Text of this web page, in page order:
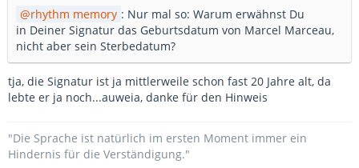
rhythm memory : Nur mal so: Warum erwähnst Du
in Deiner Signatur das Geburtsdatum von Marcel Marceau,
nicht aber sein Sterbedatum?
tja, die Signatur ist ja mittlerweile schon fast 20 Jahre alt, da
lebte er ja noch...auweia, danke für den Hinweis
"Die Sprache ist natürlich im ersten Moment immer ein
Hindernis für die Verständigung."